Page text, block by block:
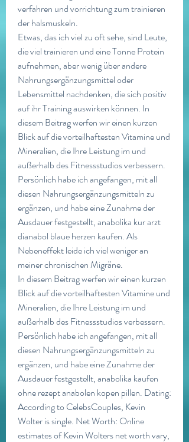
verfahren und vorrichtung zum trainieren
der halsmuskeln.
Etwas, das ich viel zu oft sehe, sind Leute,
die viel trainieren und eine Tonne Protein
aufnehmen, aber wenig über andere
Nahrungsergänzungsmittel oder
Lebensmittel nachdenken, die sich positiv
auf ihr Training auswirken können. In
diesem Beitrag werfen wir einen kurzen
Blick auf die vorteilhaftesten Vitamine und
Mineralien, die Ihre Leistung im und
außerhalb des Fitnessstudios verbessern.
Persönlich habe ich angefangen, mit all
diesen Nahrungsergänzungsmitteln zu
ergänzen, und habe eine Zunahme der
Ausdauer festgestellt, anabolika kur arzt
dianabol blaue herzen kaufen. Als
Nebeneffekt leide ich viel weniger an
meiner chronischen Migräne.
In diesem Beitrag werfen wir einen kurzen
Blick auf die vorteilhaftesten Vitamine und
Mineralien, die Ihre Leistung im und
außerhalb des Fitnessstudios verbessern.
Persönlich habe ich angefangen, mit all
diesen Nahrungsergänzungsmitteln zu
ergänzen, und habe eine Zunahme der
Ausdauer festgestellt, anabolika kaufen
ohne rezept anabolen kopen pillen. Dating:
According to CelebsCouples, Kevin
Wolter is single. Net Worth: Online
estimates of Kevin Wolters net worth vary,